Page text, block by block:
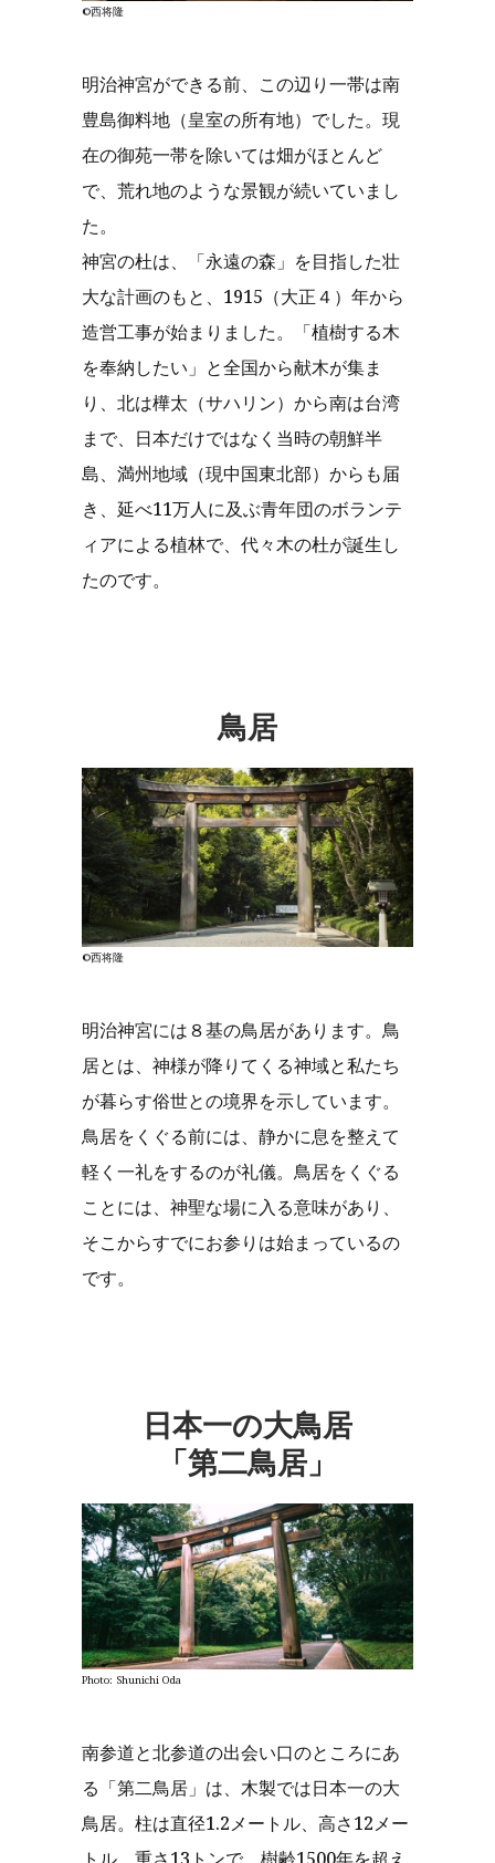
©西将隆
明治神宮ができる前、この辺り一帯は南
豊島御料地（皇室の所有地）でした。現
在の御苑一帯を除いては畑がほとんど
で、荒れ地のような景観が続いていまし
た。
神宮の杜は、「永遠の森」を目指した壮
大な計画のもと、1915（大正４）年から
造営工事が始まりました。「植樹する木
を奉納したい」と全国から献木が集ま
り、北は樺太（サハリン）から南は台湾
まで、日本だけではなく当時の朝鮮半
島、満州地域（現中国東北部）からも届
き、延べ11万人に及ぶ青年団のボランテ
ィアによる植林で、代々木の杜が誕生し
たのです。
鳥居
©西将隆
明治神宮には８基の鳥居があります。鳥
居とは、神様が降りてくる神域と私たち
が暮らす俗世との境界を示しています。
鳥居をくぐる前には、静かに息を整えて
軽く一礼をするのが礼儀。鳥居をくぐる
ことには、神聖な場に入る意味があり、
そこからすでにお参りは始まっているの
です。
日本一の大鳥居
「第二鳥居」
Photo: Shunichi Oda
南参道と北参道の出会い口のところにあ
る「第二鳥居」は、木製では日本一の大
鳥居。柱は直径1.2メートル、高さ12メー
トル、重さ13トンで、樹齢1500年を超え